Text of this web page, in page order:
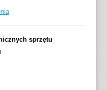
sprzętu